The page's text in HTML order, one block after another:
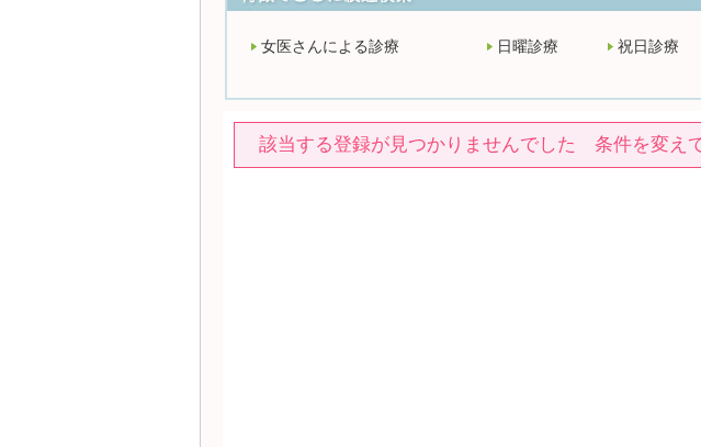
女医さんによる診療 日曜診療 祝日診療
該当する登録が見つかりませんでした 条件を変え